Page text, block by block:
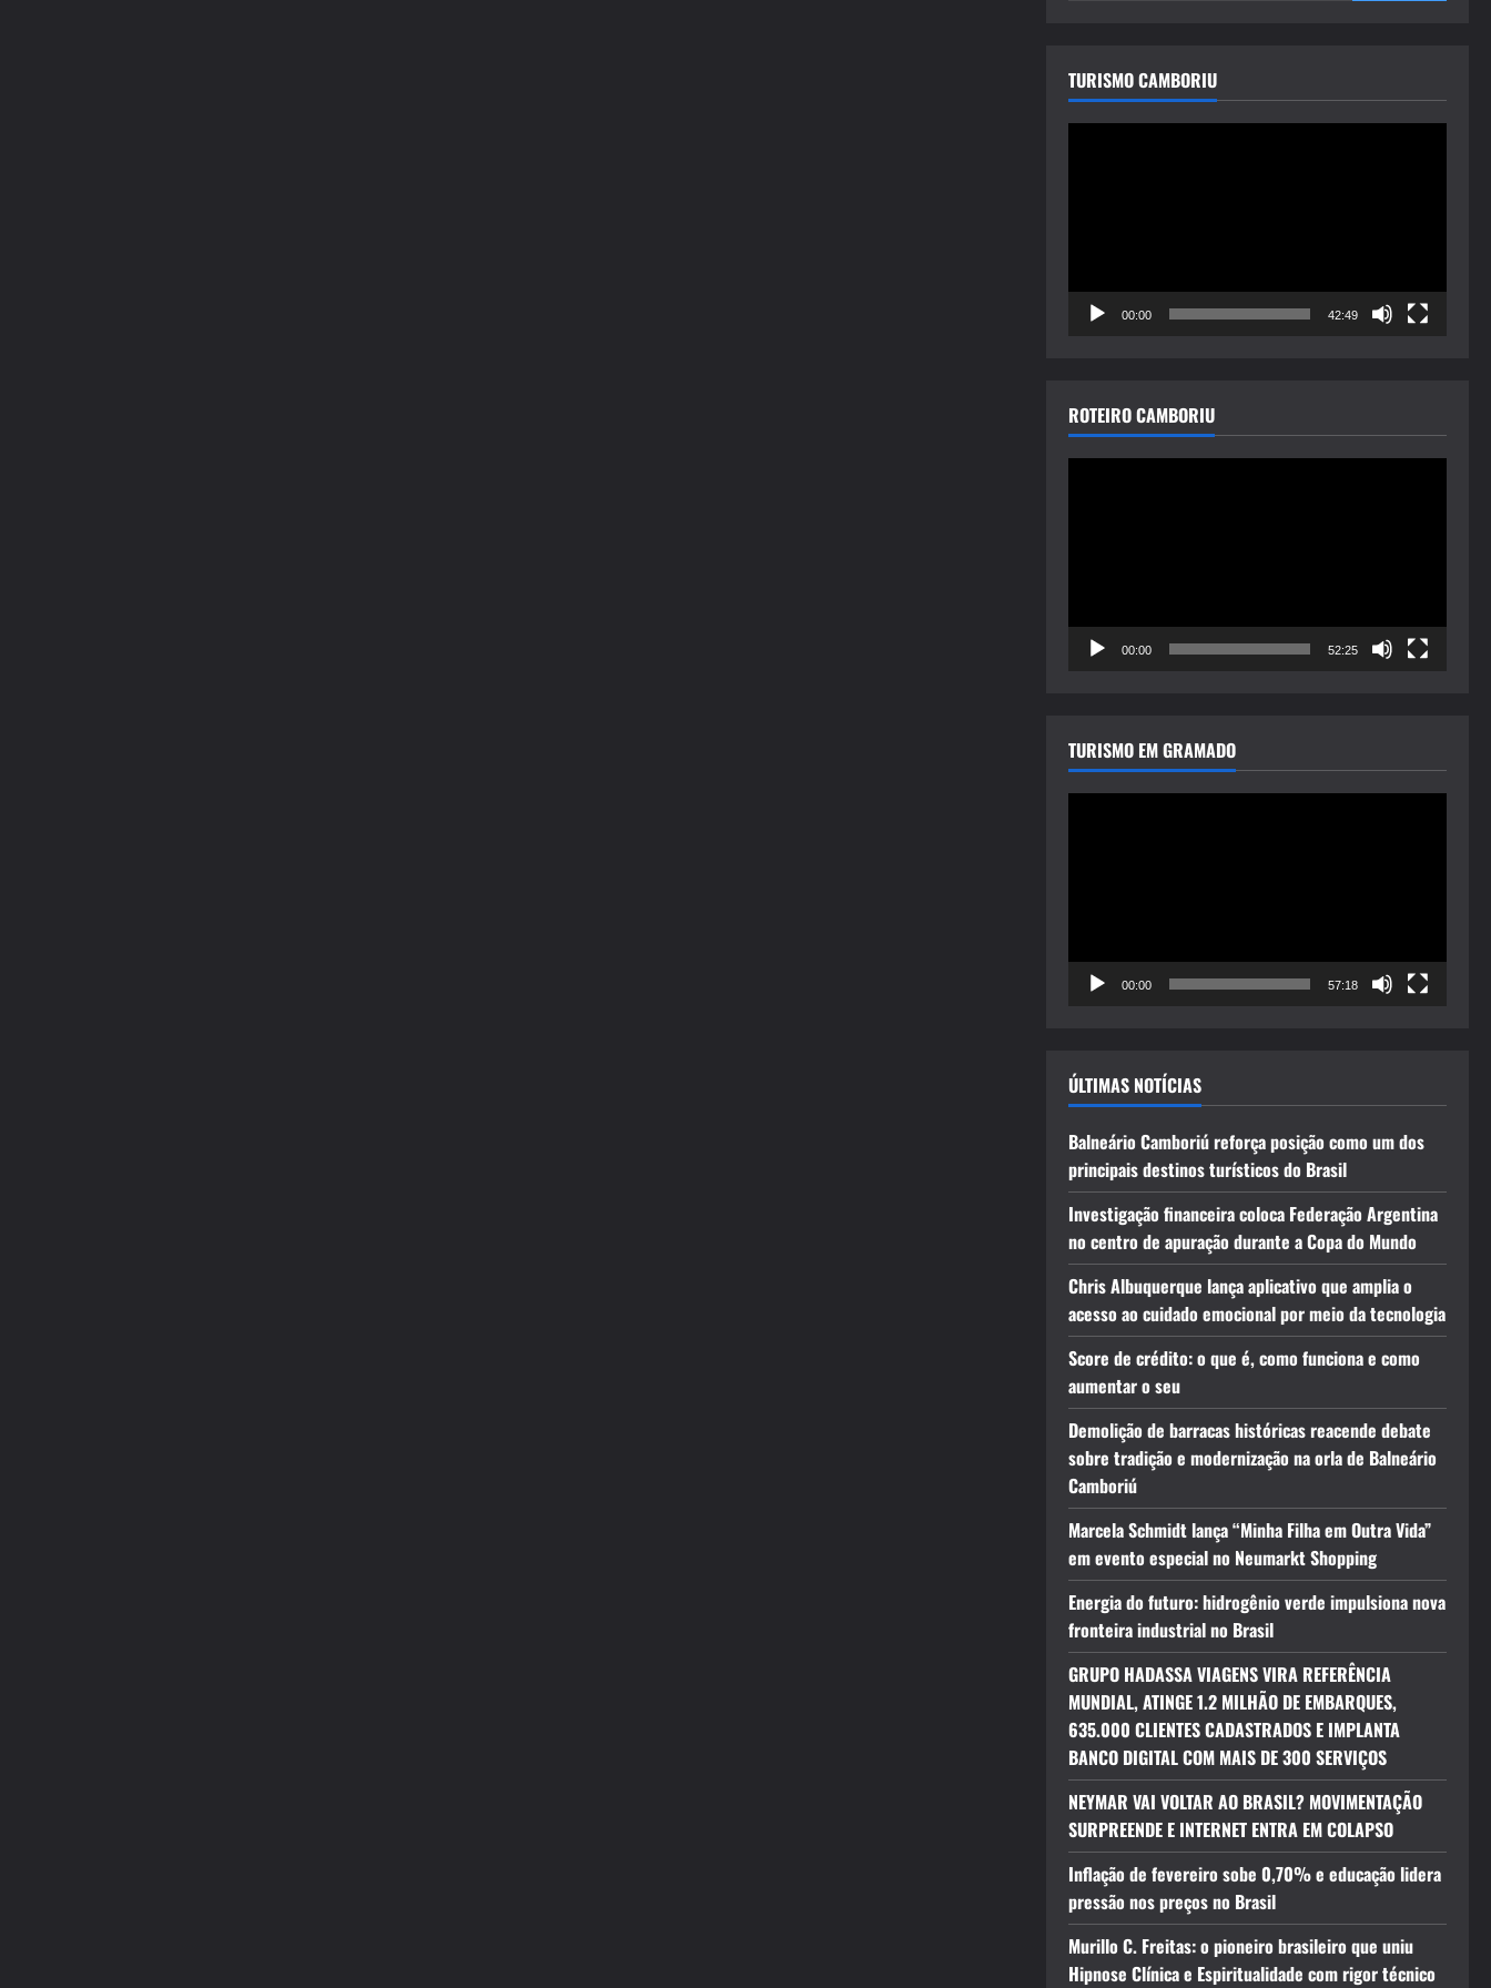
TURISMO CAMBORIU
00:00 42:49
ROTEIRO CAMBORIU
00:00 52:25
TURISMO EM GRAMADO
00:00 57:18
ÚLTIMAS NOTÍCIAS
Balneário Camboriú reforça posição como um dos
principais destinos turísticos do Brasil
Investigação financeira coloca Federação Argentina
no centro de apuração durante a Copa do Mundo
Chris Albuquerque lança aplicativo que amplia o
acesso ao cuidado emocional por meio da tecnologia
Score de crédito: o que é, como funciona e como
aumentar o seu
Demolição de barracas históricas reacende debate
sobre tradição e modernização na orla de Balneário
Camboriú
Marcela Schmidt lança “Minha Filha em Outra Vida”
em evento especial no Neumarkt Shopping
Energia do futuro: hidrogênio verde impulsiona nova
fronteira industrial no Brasil
GRUPO HADASSA VIAGENS VIRA REFERÊNCIA
MUNDIAL, ATINGE 1.2 MILHÃO DE EMBARQUES,
635.000 CLIENTES CADASTRADOS E IMPLANTA
BANCO DIGITAL COM MAIS DE 300 SERVIÇOS
NEYMAR VAI VOLTAR AO BRASIL? MOVIMENTAÇÃO
SURPREENDE E INTERNET ENTRA EM COLAPSO
Inflação de fevereiro sobe 0,70% e educação lidera
pressão nos preços no Brasil
Murillo C. Freitas: o pioneiro brasileiro que uniu
Hipnose Clínica e Espiritualidade com rigor técnico